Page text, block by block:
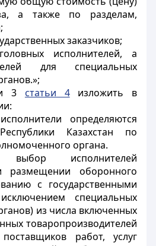
а также по разделам,
заказчиков;
исполнителей, а
для специальных
3 статьи 4изложить в
определяются
Казахстан по
органа.
выбор исполнителей
размещении оборонного
с государственными
специальных
из числа включенных
товаропроизводителей
работ, услуг